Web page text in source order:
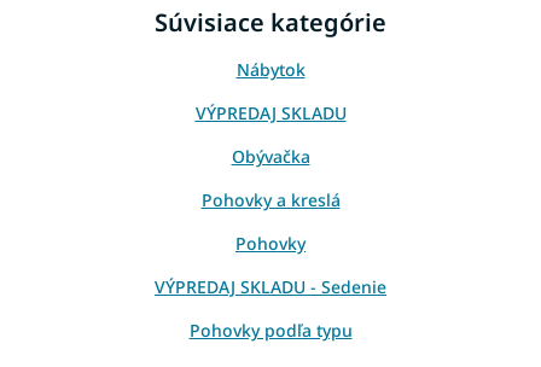
Súvisiace kategórie
Nábytok
VÝPREDAJ SKLADU
Obývačka
Pohovky a kreslá
Pohovky
VÝPREDAJ SKLADU - Sedenie
Pohovky podľa typu